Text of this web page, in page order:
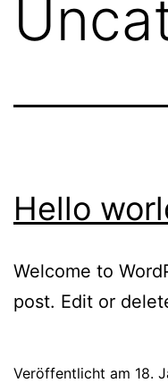
Hello
Welcome to
post. Edit or
Veröffentlicht am 18.